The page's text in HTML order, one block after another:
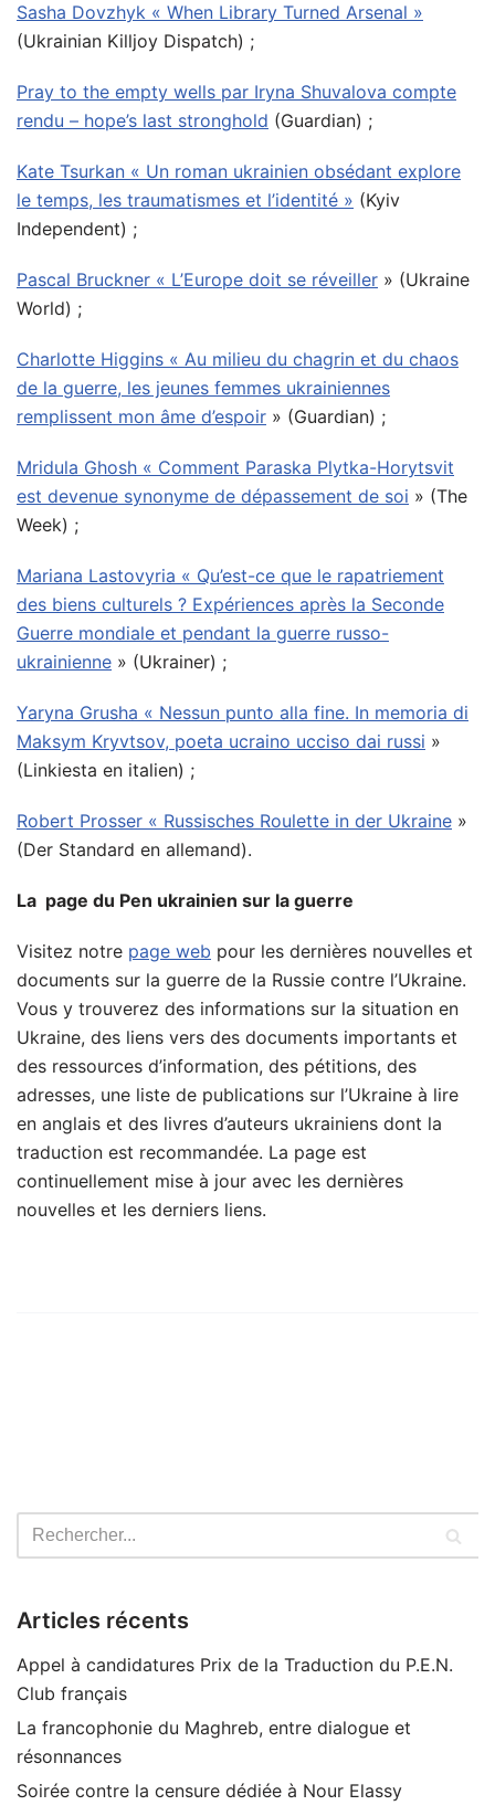
Sasha Dovzhyk « When Library Turned Arsenal »
(Ukrainian Killjoy Dispatch) ;
Pray to the empty wells par Iryna Shuvalova compte
rendu – hope’s last stronghold (Guardian) ;
Kate Tsurkan « Un roman ukrainien obsédant explore
le temps, les traumatismes et l’identité » (Kyiv
Independent) ;
Pascal Bruckner « L’Europe doit se réveiller » (Ukraine
World) ;
Charlotte Higgins « Au milieu du chagrin et du chaos
de la guerre, les jeunes femmes ukrainiennes
remplissent mon âme d’espoir » (Guardian) ;
Mridula Ghosh « Comment Paraska Plytka-Horytsvit
est devenue synonyme de dépassement de soi » (The
Week) ;
Mariana Lastovyria « Qu’est-ce que le rapatriement
des biens culturels ? Expériences après la Seconde
Guerre mondiale et pendant la guerre russo-
ukrainienne » (Ukrainer) ;
Yaryna Grusha « Nessun punto alla fine. In memoria di
Maksym Kryvtsov, poeta ucraino ucciso dai russi »
(Linkiesta en italien) ;
Robert Prosser « Russisches Roulette in der Ukraine »
(Der Standard en allemand).
La page du Pen ukrainien sur la guerre
Visitez notre page web pour les dernières nouvelles et
documents sur la guerre de la Russie contre l’Ukraine.
Vous y trouverez des informations sur la situation en
Ukraine, des liens vers des documents importants et
des ressources d’information, des pétitions, des
adresses, une liste de publications sur l’Ukraine à lire
en anglais et des livres d’auteurs ukrainiens dont la
traduction est recommandée. La page est
continuellement mise à jour avec les dernières
nouvelles et les derniers liens.
Articles récents
Appel à candidatures Prix de la Traduction du P.E.N.
Club français
La francophonie du Maghreb, entre dialogue et
résonnances
Soirée contre la censure dédiée à Nour Elassy